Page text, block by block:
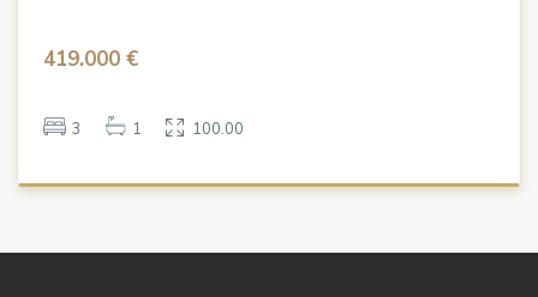
419.000 €
3 1 100.00